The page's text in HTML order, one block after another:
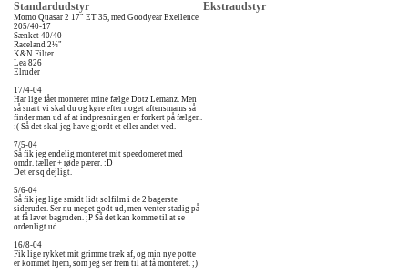
Standardudstyr
Momo Quasar 2 17" ET 35, med Goodyear Exellence
205/40-17
Sænket 40/40
Raceland 2½"
K&N Filter
Lea 826
Elruder
17/4-04
Har lige fået monteret mine fælge Dotz Lemanz. Men
så snart vi skal du og køre efter noget aftensmams så
finder man ud af at indpresningen er forkert på fælgen.
:( Så det skal jeg have gjordt et eller andet ved.
7/5-04
Så fik jeg endelig monteret mit speedomeret med
omdr. tæller + røde pærer. :D
Det er sq dejligt.
5/6-04
Så fik jeg lige smidt lidt solfilm i de 2 bagerste
sideruder. Ser nu meget godt ud, men venter stadig på
at få lavet bagruden. ;P Så det kan komme til at se
ordenligt ud.
16/8-04
Fik lige rykket mit grimme træk af, og min nye potte
er kommet hjem, som jeg ser frem til at få monteret. ;)
Ekstraudstyr